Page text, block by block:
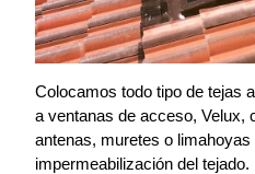
Colocamos todo tipo de tejas
a ventanas de acceso, Velux,
antenas, muretes o limahoyas
impermeabilización del